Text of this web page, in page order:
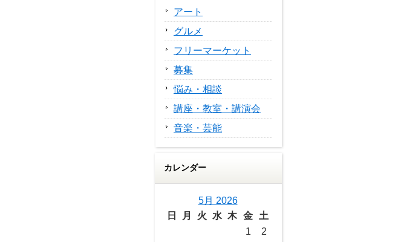
アート
グルメ
フリーマーケット
募集
悩み・相談
講座・教室・講演会
音楽・芸能
カレンダー
5月 2026
日
月 火 水 木 金
土
1
2